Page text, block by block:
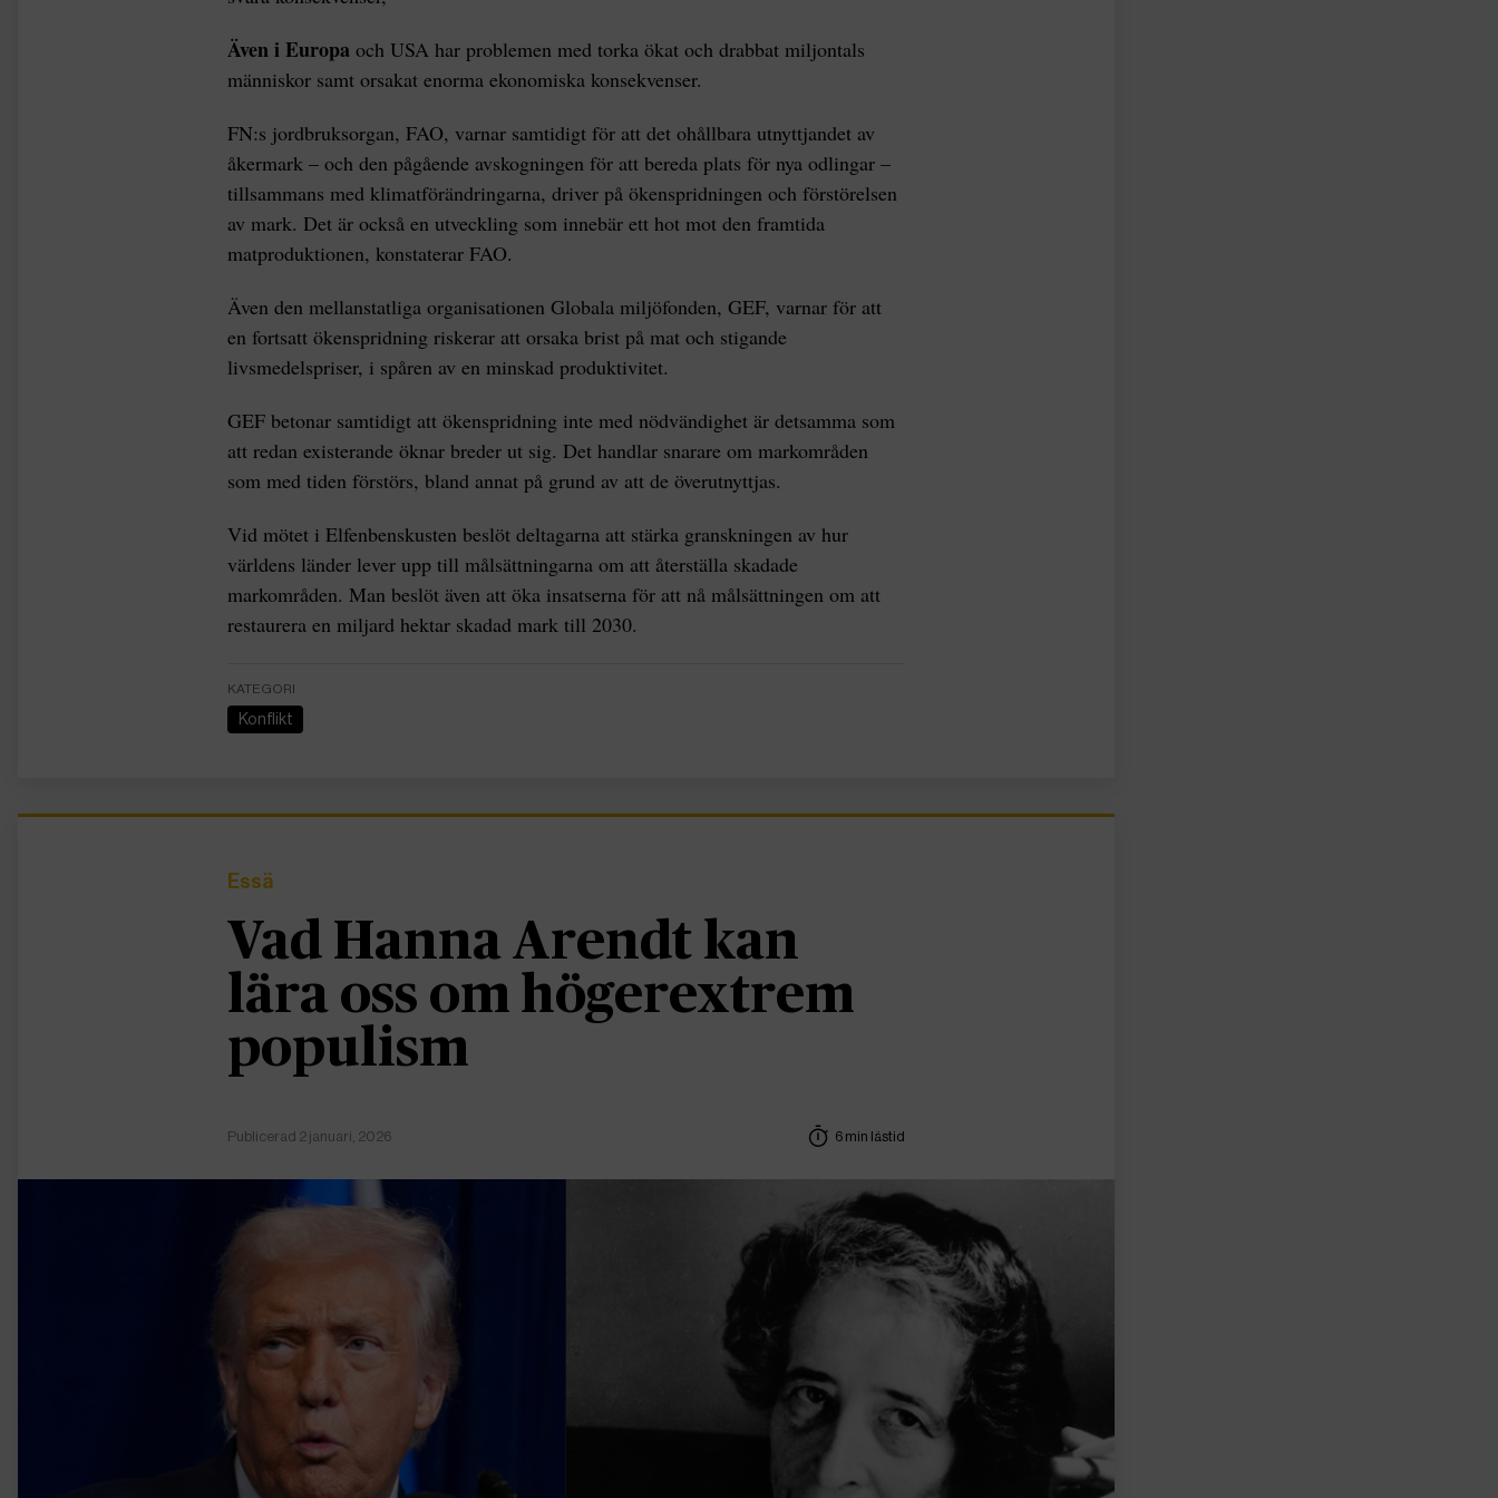
Även i Europa och USA har problemen med torka ökat och drabbat miljontals
människor samt orsakat enorma ekonomiska konsekvenser.
FN:s jordbruksorgan, FAO, varnar samtidigt för att det ohållbara utnyttjandet av
åkermark – och den pågående avskogningen för att bereda plats för nya odlingar –
tillsammans med klimatförändringarna, driver på ökenspridningen och förstörelsen
av mark. Det är också en utveckling som innebär ett hot mot den framtida
matproduktionen, konstaterar FAO.
Även den mellanstatliga organisationen Globala miljöfonden, GEF, varnar för att
en fortsatt ökenspridning riskerar att orsaka brist på mat och stigande
livsmedelspriser, i spåren av en minskad produktivitet.
GEF betonar samtidigt att ökenspridning inte med nödvändighet är detsamma som
att redan existerande öknar breder ut sig. Det handlar snarare om markområden
som med tiden förstörs, bland annat på grund av att de överutnyttjas.
Vid mötet i Elfenbenskusten beslöt deltagarna att stärka granskningen av hur
världens länder lever upp till målsättningarna om att återställa skadade
markområden. Man beslöt även att öka insatserna för att nå målsättningen om att
restaurera en miljard hektar skadad mark till 2030.
KATEGORI
Konflikt
Essä
Vad Hanna Arendt kan
lära oss om högerextrem
populism
Publicerad 2 januari, 2026 6 min lästid